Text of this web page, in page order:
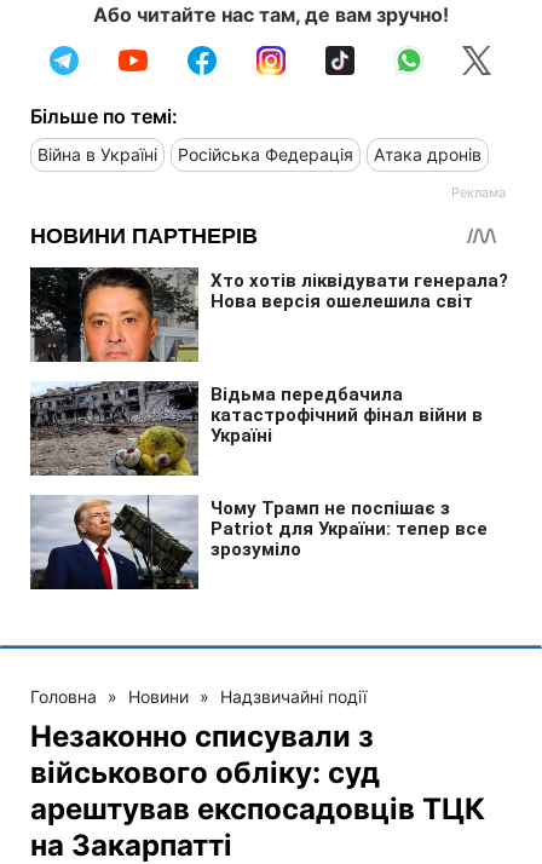
Або читайте нас там, де вам зручно!
Більше по темі:
Війна в Україні Російська Федерація Атака дронів
Головна » Новини » Надзвичайні події
Незаконно списували з
військового обліку: суд
арештував експосадовців ТЦК
на Закарпатті